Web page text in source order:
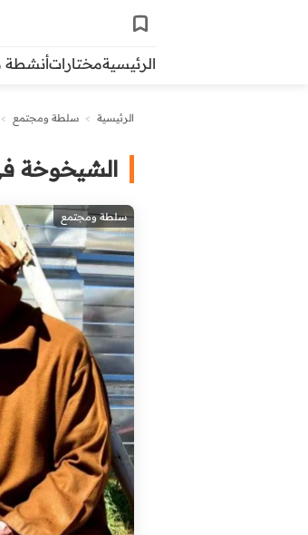
الرئيسيةمختاراتأنشطة
الرئيسية > سلطة ومجتمع >
الشيخوخة
سلطة ومجتمع